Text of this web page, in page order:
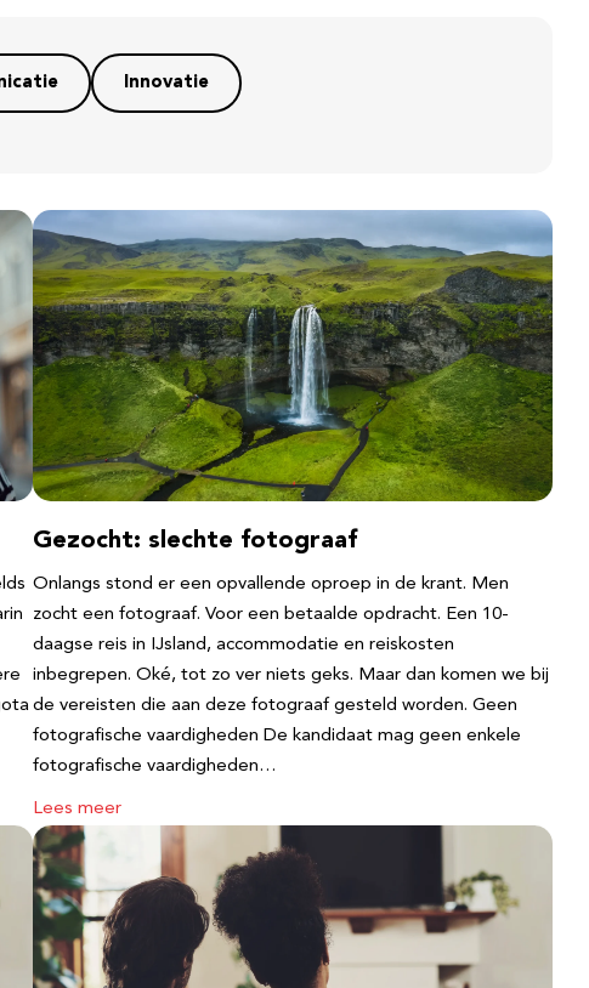
Innovatie
Gezocht: slechte fotograaf
Onlangs stond er een opvallende oproep in de krant. Men
zocht een fotograaf. Voor een betaalde opdracht. Een 10-
daagse reis in IJsland, accommodatie en reiskosten
inbegrepen. Oké, tot zo ver niets geks. Maar dan komen we bij
de vereisten die aan deze fotograaf gesteld worden. Geen
fotografische vaardigheden De kandidaat mag geen enkele
fotografische vaardigheden…
Lees meer